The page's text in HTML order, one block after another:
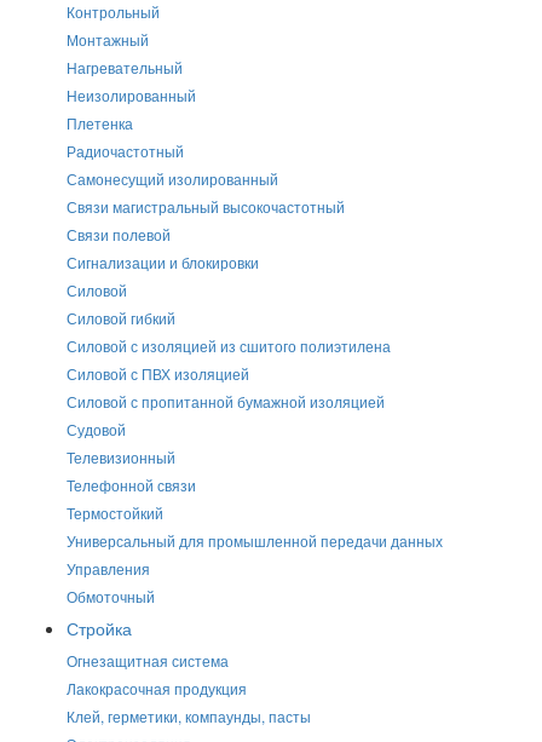
Контрольный
Монтажный
Нагревательный
Неизолированный
Плетенка
Радиочастотный
Самонесущий изолированный
Связи магистральный высокочастотный
Связи полевой
Сигнализации и блокировки
Силовой
Силовой гибкий
Силовой с изоляцией из сшитого полиэтилена
Силовой с ПВХ изоляцией
Силовой с пропитанной бумажной изоляцией
Судовой
Телевизионный
Телефонной связи
Термостойкий
Универсальный для промышленной передачи данных
Управления
Обмоточный
Стройка
Огнезащитная система
Лакокрасочная продукция
Клей, герметики, компаунды, пасты